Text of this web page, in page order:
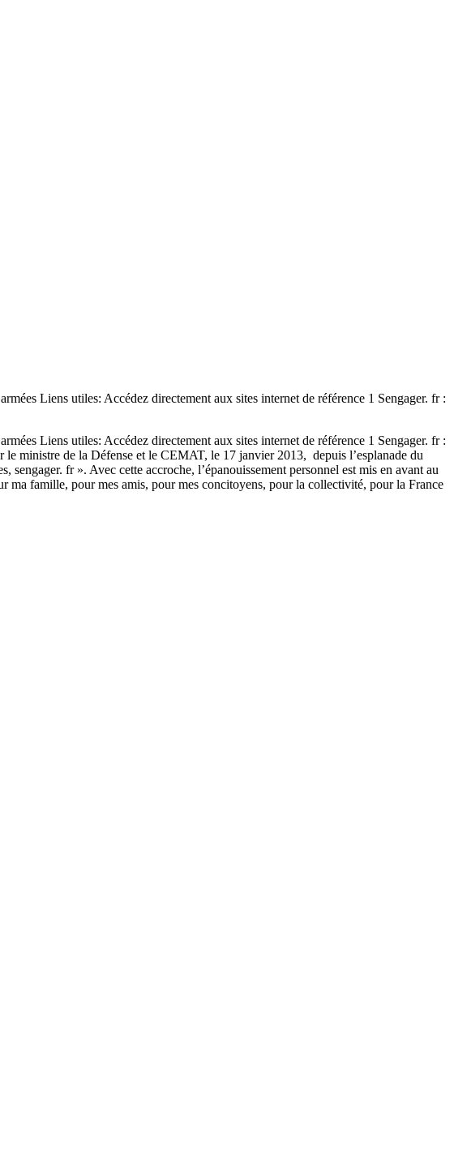
Liens utiles: Accédez directement aux sites internet de référence 1 Sengager. fr :
Liens utiles: Accédez directement aux sites internet de référence 1 Sengager. fr :
le ministre de la Défense et le CEMAT, le 17 janvier 2013, depuis l’esplanade du
fr ». Avec cette accroche, l’épanouissement personnel est mis en avant au
ma famille, pour mes amis, pour mes concitoyens, pour la collectivité, pour la France